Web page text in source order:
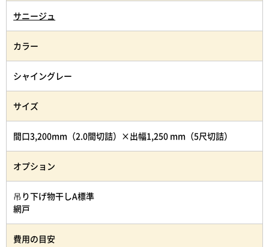
サニージュ
カラー
シャイングレー
サイズ
間口3,200mm（2.0間切詰）×出幅1,250 mm（5尺切詰）
オプション
吊り下げ物干しA標準
網戸
費用の目安